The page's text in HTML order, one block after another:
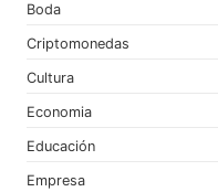
Boda
Criptomonedas
Cultura
Economia
Educación
Empresa